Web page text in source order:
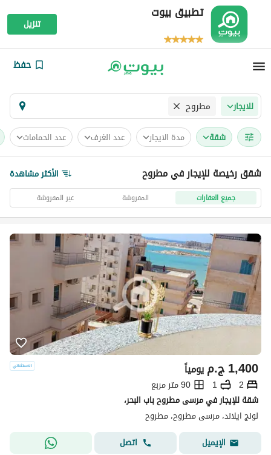
تطبيق بيوت
تنزيل
حفظ
للايجار مطروح
شقة مدة الايجار عدد الغرف عدد الحمامات
شقق رخيصة للإيجار في مطروح الأكثر مشاهدة
جميع العقارات المفروشة غير المفروشة
ج.م1,400 يومياً
2
1
90 متر مربع
شقة للإيجار في مرسى مطروح باب البحر،
لونج ايلاند، مرسى مطروح، مطروح
الإيميل
اتصل